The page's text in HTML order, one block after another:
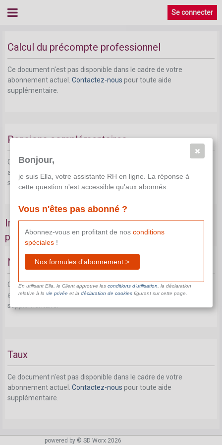
Se connecter
Calcul du précompte professionnel
Ce document n'est pas disponible dans le cadre de votre
abonnement actuel. Contactez-nous pour toute aide
supplémentaire.
Pensions complémentaires
Ce document n'est pas disponible dans le cadre de votre
abonnement actuel.
Contactez-nous
pour toute aide
supplémentaire.
Indemnités payées occasionnellement ou
périodiquement et en ordre subsidiaire
Notion
Ce document n'est pas disponible dans le cadre de votre
abonnement actuel.Contactez-nouspour toute aide
supplémentaire.
Taux
Ce document n'est pas disponible dans le cadre de votre
abonnement actuel. Contactez-nous pour toute aide
supplémentaire.
Artistes powered by © SD Worx 2026
Bonjour,
je suis Ella, votre assistante RH en ligne. La réponse à
cette question n'est accessible qu'aux abonnés.
Vous n'êtes pas abonné ?
Abonnez-vous en profitant de nos conditions
spéciales!
Nos formules d'abonnement >
En utilisant Ella, le Client approuve les conditions d’utilisation , la déclaration
relative à la vie privéeet la déclaration de cookiesfigurant sur cette page.